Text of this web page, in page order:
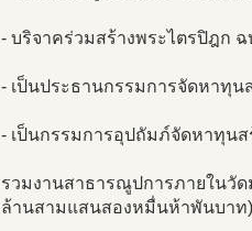
- บริจาคร่วมสร้างพระไตรปิฎก
- เป็นประธานกรรมการจัดหาทุ
- เป็นกรรมการอุปถัมภ์จัดหาทุน
รวมงานสาธารณูปการภายในวั
ล้านสามแสนสองหมื่นห้าพันบาท)